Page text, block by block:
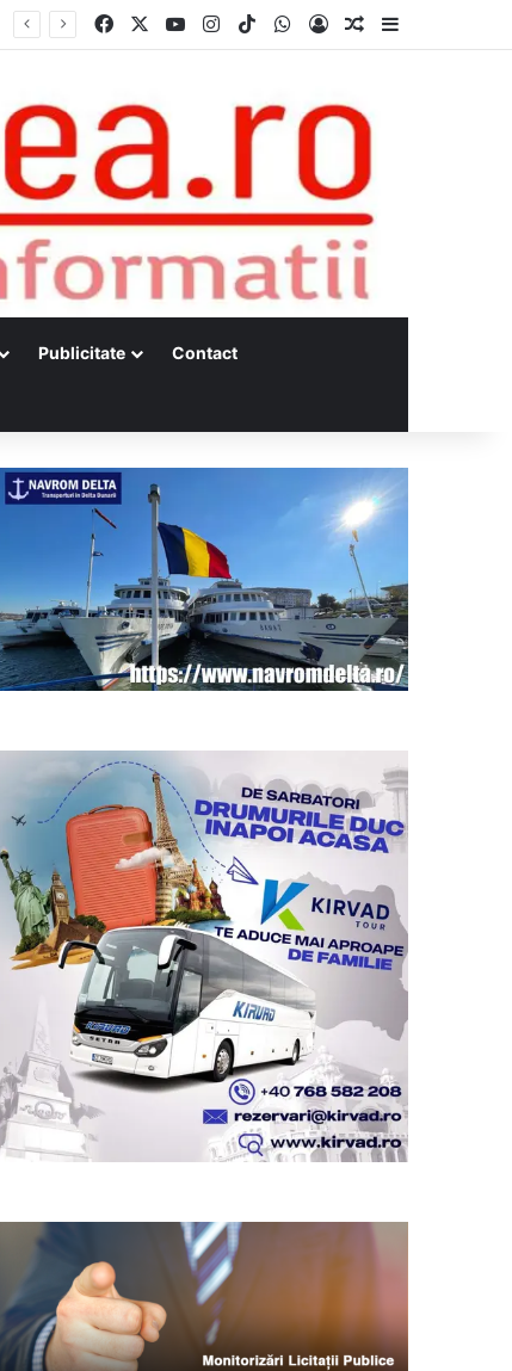
Facebook YouTubeInstagram
TikTokWhatsApp
Log InRandom Article
Publicitate Contact